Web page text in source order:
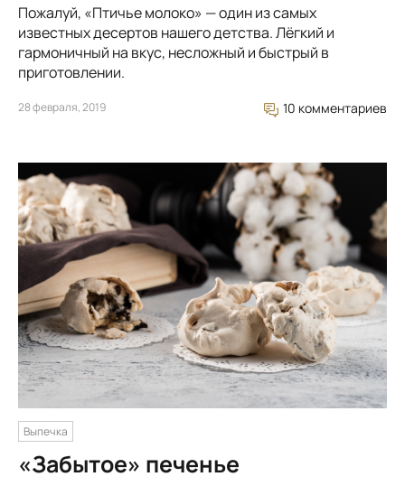
Пожалуй, «Птичье молоко» — один из самых
известных десертов нашего детства. Лёгкий и
гармоничный на вкус, несложный и быстрый в
приготовлении.
28 февраля, 2019 10 комментариев
Выпечка
«Забытое» печенье